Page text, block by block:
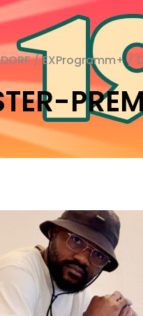
/ EXProgramm+ /